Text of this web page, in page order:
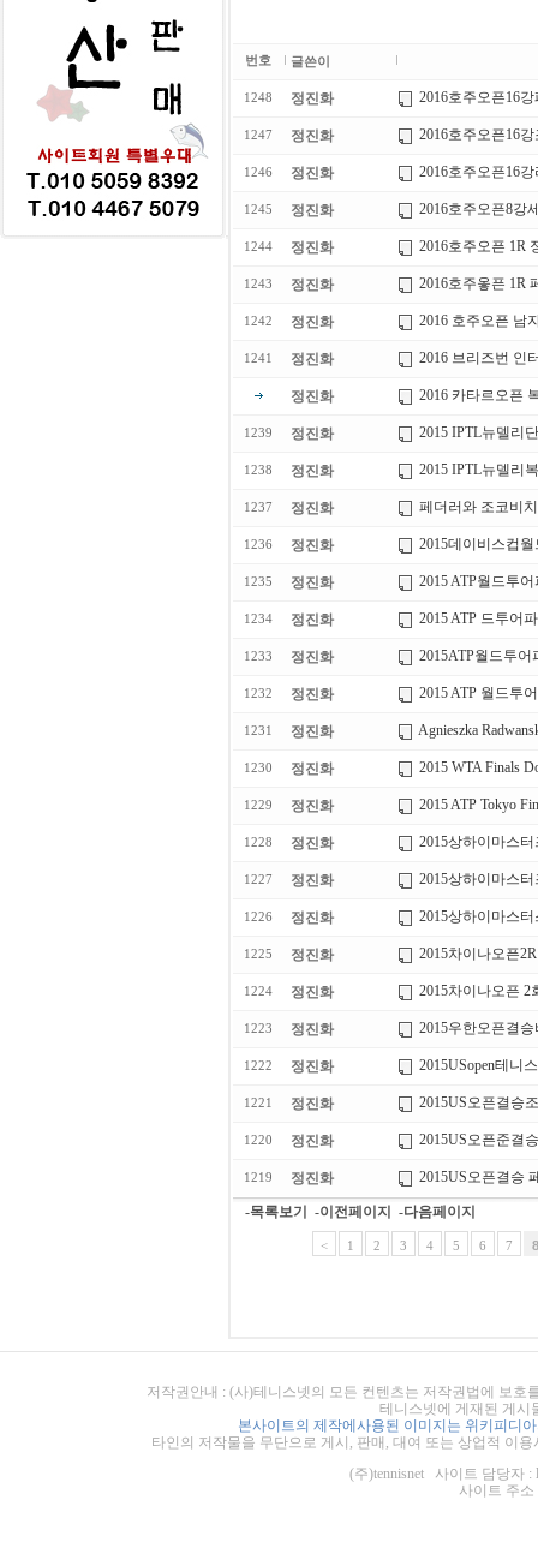
번호 글쓴이
1248 정진화 2016호주오픈16
1247 정진화 2016호주오픈16
1246 정진화 2016호주오픈16
1245 정진화 2016호주오픈8강
1244 정진화 2016호주오픈 1R
1243 정진화 2016호주옿픈 1R
1242 정진화 2016 호주오픈 남
1241 정진화 2016 브리즈번 인
정진화 2016 카타르오픈
1239 정진화 2015 IPTL뉴델리
1238 정진화 2015 IPTL뉴델리
1237 정진화 페더러와 조코비
1236 정진화 2015데이비스컵
1235 정진화 2015 ATP월드투
1234 정진화 2015 ATP 드투어
1233 정진화 2015ATP월드투
1232 정진화 2015 ATP 월드투
1231 정진화 Agnieszka
1230 정진화 2015 WTA Finals
1229 정진화 2015 ATP Tokyo
1228 정진화 2015상하이마스
1227 정진화 2015상하이마스
1226 정진화 2015상하이마스
1225 정진화 2015차이나오픈
1224 정진화 2015차이나오픈 2
1223 정진화 2015우한오픈결
1222 정진화 2015USopen테니
1221 정진화 2015US오픈결승
1220 정진화 2015US오픈준결
1219 정진화 2015US오픈결승
-목록보기 -이전페이지 -다음페이지
< 1 2 3 4 5 6 7 8
저작권안내 : (사)테니스넷의 모든 컨텐츠는 저작권법에 보
테니스넷에 게재된 게시
본사이트의 제작에사용된 이미지는 위키피디
타인의 저작물을 무단으로 게시, 판매, 대여 또는 상업적 이
(주)tennisnet 사이트 담당자 :
사이트 주